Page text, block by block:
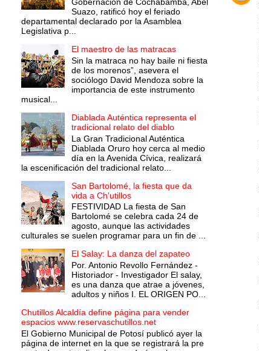
Suazo, ratificó hoy el feriado
departamental declarado por la Asamblea
Legislativa p...
El maestro de las matracas
Sin la matraca no hay baile ni fiesta
de los morenos”, asevera el
sociólogo David Mendoza sobre la
importancia de este instrumento
musical...
Diablada Auténtica representa el
tradicional relato del diablo
La Gran Tradicional Auténtica
Diablada Oruro hoy cerca al medio
día en la Avenida Cívica, realizará
la escenificación del tradicional relato...
San Bartolomé, la fiesta que da
vida a Ch'utillos
FESTIVIDAD La fiesta de San
Bartolomé se celebra cada 24 de
agosto, aunque las actividades
culturales se suelen programar para un fin de ...
El Salay: La danza del zapateo
Por. Antonio Revollo Fernández -
Historiador - Investigador El salay,
es una danza que atrae a jóvenes,
adultos y niños I. EL ORIGEN PO...
Chutillos Alcaldía define página para vender
espacios www.reservaschutillos.net
El Gobierno Municipal de Potosí publicó ayer la
página de internet en la que se registrará la pre